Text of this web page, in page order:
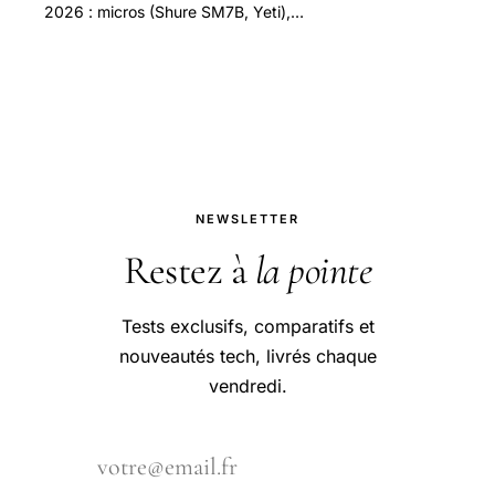
2026 : micros (Shure SM7B, Yeti),
NEWSLETTER
Restez à la pointe
Tests exclusifs, comparatifs et
nouveautés tech, livrés chaque
vendredi.